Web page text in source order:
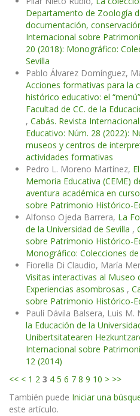
Departamento de Zoología
documentación,
Internacional sobre
20 (2018): Monográfico:
Sevilla
Pablo Álvarez Domínguez,
Acciones formativas para la
histórico educativo: el
Facultad de CC. de la
, Cabás. Revista
Educativo: Núm. 28 (2022):
museos y centros de
actividades formativas
Pedro L. Moreno Martínez,
Memoria Educativa (CEME)
aventura académica en curso
sobre Patrimonio Histórico-
Alfonso Ojeda Barrera, La
de la Universidad de Sevilla ,
sobre Patrimonio Histórico-
Monográfico: Colecciones
Fiorella Di Claudio, María
Visitas interactivas al Museo
Experiencias asombrosas ,
sobre Patrimonio Histórico-
Paulí Dávila Balsera, Luis M.
la Educación de la
Unibertsitatearen
Internacional sobre
12 (2014)
<< < 1 2 3 4 5 6 7 8 9 10 > >>
También puede Iniciar una
este artículo.